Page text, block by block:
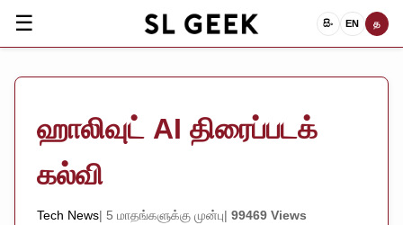
☰ සිං EN த
ஹாலிவுட் AI திரைப்படக்
கல்வி
Tech News 5 மாதங்களுக்கு முன்பு 99469 Views